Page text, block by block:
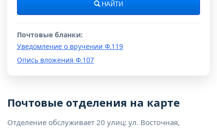
НАЙТИ
Почтовые бланки:
Уведомление о вручении Ф.119
Опись вложения Ф.107
Почтовые отделения на карте
Отделение обслуживает 20 улиц: ул. Восточная,